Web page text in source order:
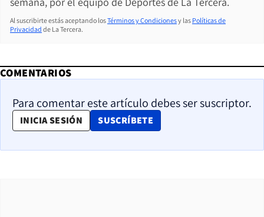
Al suscribirte estás aceptando losTérminos y Condicionesy las Políticas de
Privacidad de La Tercera.
COMENTARIOS
Para comentar este artículo debes ser suscriptor.
INICIA SESIÓN SUSCRÍBETE
OPENS IN NEW WINDOW